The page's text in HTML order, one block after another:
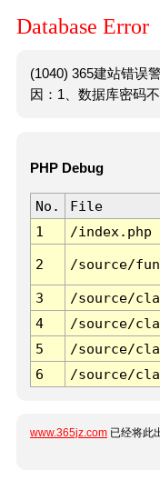
Database Error
(1040) 365建站错误
因：1、数据库密码
PHP Debug
No. File
1
/index.php
2 /source/
3 /source/
4
/source/
5
/source/
6
/source/
www.365jz.com 已经将此